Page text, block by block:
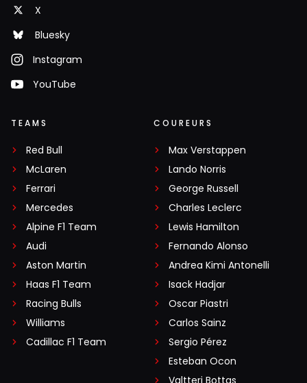
X
Bluesky
Instagram
YouTube
TEAMS
Red Bull
McLaren
Ferrari
Mercedes
Alpine F1 Team
Audi
Aston Martin
Haas F1 Team
Racing Bulls
Williams
Cadillac F1 Team
COUREURS
Max Verstappen
Lando Norris
George Russell
Charles Leclerc
Lewis Hamilton
Fernando Alonso
Andrea Kimi Antonelli
Isack Hadjar
Oscar Piastri
Carlos Sainz
Sergio Pérez
Esteban Ocon
Valtteri Bottas